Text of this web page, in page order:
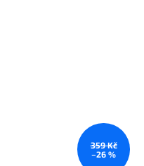
359 Kč
–26 %